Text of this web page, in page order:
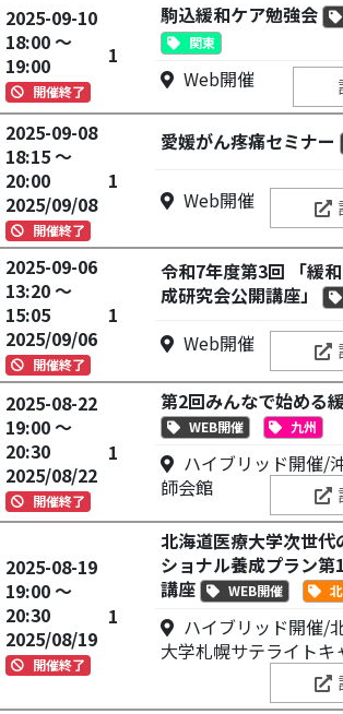
2025-09-10
18:00 ～
19:00
開催終了
1
駒込緩和ケア勉強会
関東
Web開催
2025-09-08
18:15 ～
20:00
2025/09/08
開催終了
1
愛媛がん疼痛セミナー
Web開催
2025-09-06
13:20 ～
15:05
2025/09/06
開催終了
1
令和7年度第3回 「緩
成研究会公開講座」
Web開催
2025-08-22
19:00 ～
20:30
2025/08/22
開催終了
1
第2回みんなで始める
WEB開催 九州
ハイブリッド開催/
師会館
2025-08-19
19:00 ～
20:30
2025/08/19
開催終了
1
北海道医療大学次世代
ショナル養成プラン
講座
WEB開催
ハイブリッド開催/
大学札幌サテライトキ